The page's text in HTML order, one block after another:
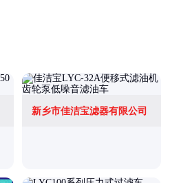
新乡市佳洁宝滤器有限公司